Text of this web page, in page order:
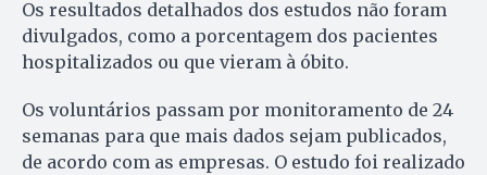
Os resultados detalhados dos estudos não foram
divulgados, como a porcentagem dos pacientes
hospitalizados ou que vieram à óbito.
Os voluntários passam por monitoramento de 24
semanas para que mais dados sejam publicados,
de acordo com as empresas. O estudo foi realizado